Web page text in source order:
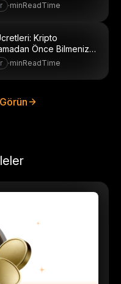
·minReadTime
Kripto
Önce Bilmeniz
·minReadTime